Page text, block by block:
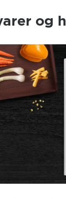
og